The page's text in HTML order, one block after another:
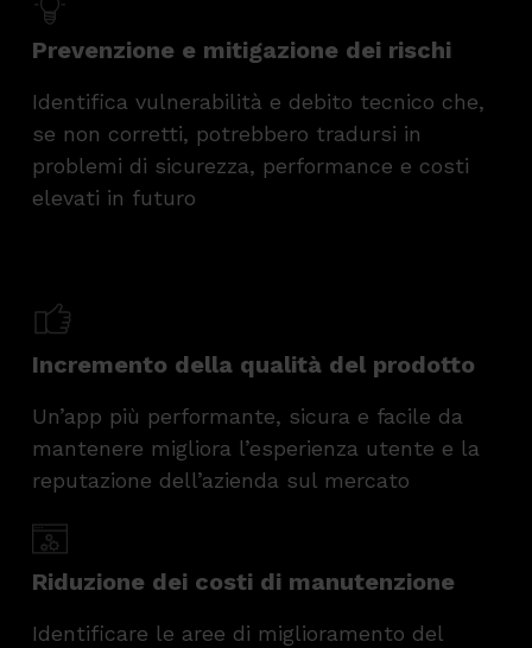
Prevenzione e mitigazione dei rischi
Identifica vulnerabilità e debito tecnico che,
se non corretti, potrebbero tradursi in
problemi di sicurezza, performance e costi
elevati in futuro
Incremento della qualità del prodotto
Un’app più performante, sicura e facile da
mantenere migliora l’esperienza utente e la
reputazione dell’azienda sul mercato
Riduzione dei costi di manutenzione
Identificare le aree di miglioramento del